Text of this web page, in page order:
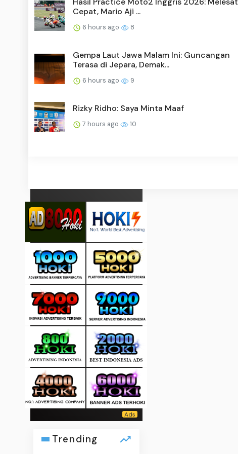
Cepat, Mario Aji ...
6 hours ago 8
Gempa Laut Jawa Malam Ini: Guncangan
Terasa di Jepara, Demak...
6 hours ago 9
Rizky Ridho: Saya Minta Maaf
7 hours ago 10
Trending